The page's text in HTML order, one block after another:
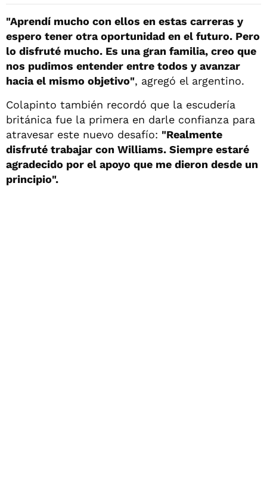
"Aprendí mucho con ellos en estas carreras y
espero tener otra oportunidad en el futuro. Pero
lo disfruté mucho. Es una gran familia, creo que
nos pudimos entender entre todos y avanzar
hacia el mismo objetivo", agregó el argentino.
Colapinto también recordó que la escudería
británica fue la primera en darle confianza para
atravesar este nuevo desafío: "Realmente
disfruté trabajar con Williams. Siempre estaré
agradecido por el apoyo que me dieron desde un
principio".